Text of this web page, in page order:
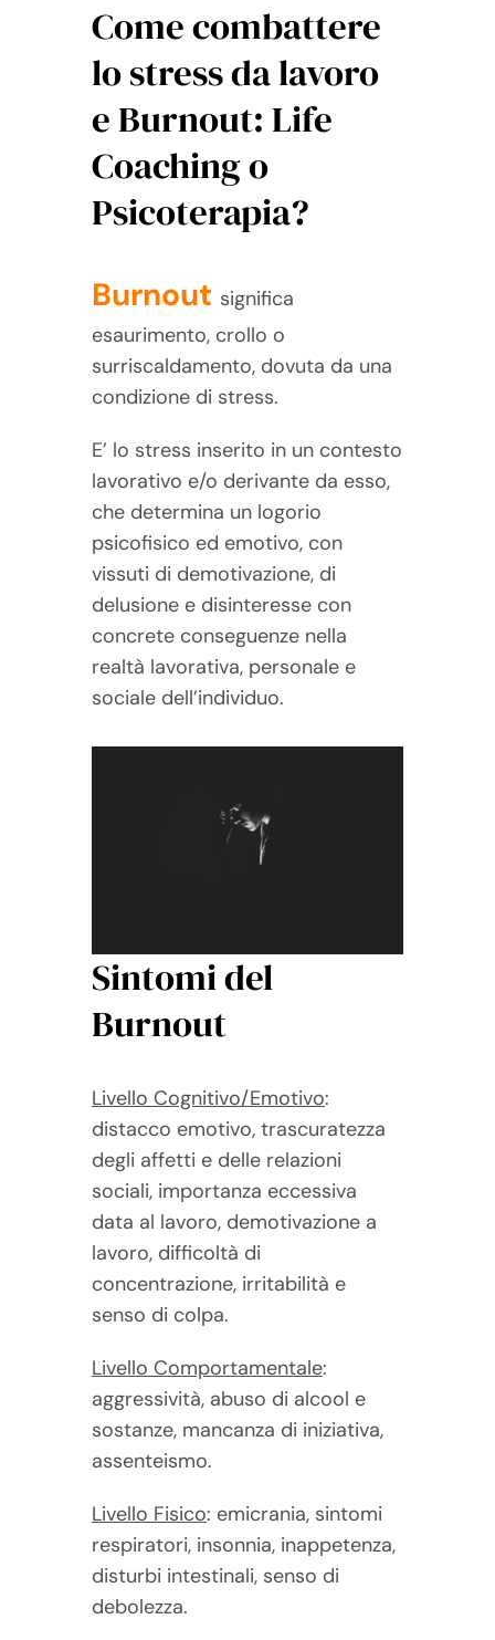
Come combattere
lo stress da lavoro
e Burnout: Life
Coaching o
Psicoterapia?
Burnout significa
esaurimento, crollo o
surriscaldamento, dovuta da una
condizione di stress.
E’ lo stress inserito in un contesto
lavorativo e/o derivante da esso,
che determina un logorio
psicofisico ed emotivo, con
vissuti di demotivazione, di
delusione e disinteresse con
concrete conseguenze nella
realtà lavorativa, personale e
sociale dell’individuo.
Sintomi del
Burnout
Livello Cognitivo/Emotivo:
distacco emotivo, trascuratezza
degli affetti e delle relazioni
sociali, importanza eccessiva
data al lavoro, demotivazione a
lavoro, difficoltà di
concentrazione, irritabilità e
senso di colpa.
Livello Comportamentale:
aggressività, abuso di alcool e
sostanze, mancanza di iniziativa,
assenteismo.
Livello Fisico: emicrania, sintomi
respiratori, insonnia, inappetenza,
disturbi intestinali, senso di
debolezza.